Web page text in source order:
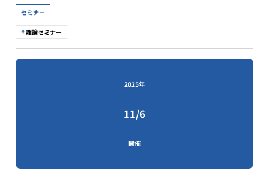
セミナー
理論セミナー
2025年
11/6
開催